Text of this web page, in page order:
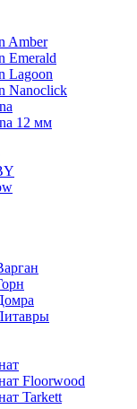
Amber
Emerald
Lagoon
Nanoclick
12 мм
Floorwood
Tarkett